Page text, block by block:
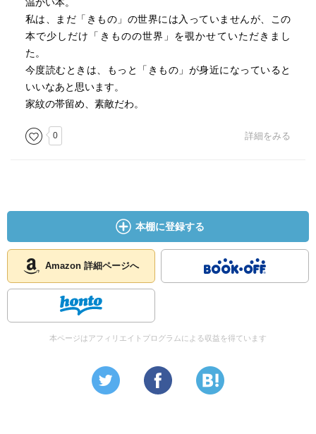
私は、まだ「きもの」の世界には入っていませんが、この
本で少しだけ「きものの世界」を覗かせていただきまし
た。
今度読むときは、もっと「きもの」が身近になっていると
いいなあと思います。
家紋の帯留め、素敵だわ。
0 詳細をみる
本棚に登録する
Amazon 詳細ページへ
本ページはアフィリエイトプログラムによる収益を得ています